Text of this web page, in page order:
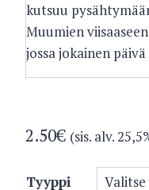
kutsuu
Muumien
jossa jokainen
2.50€ (sis. alv.
Tyyppi